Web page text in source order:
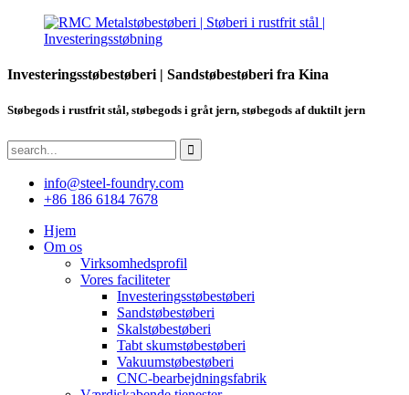
Investeringsstøbestøberi | Sandstøbestøberi fra Kina
Støbegods i rustfrit stål, støbegods i gråt jern, støbegods af duktilt jern
info@steel-foundry.com
+86 186 6184 7678
Hjem
Om os
Virksomhedsprofil
Vores faciliteter
Investeringsstøbestøberi
Sandstøbestøberi
Skalstøbestøberi
Tabt skumstøbestøberi
Vakuumstøbestøberi
CNC-bearbejdningsfabrik